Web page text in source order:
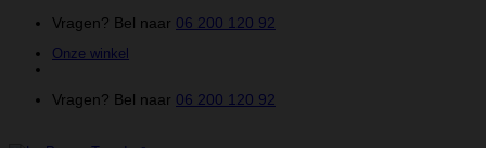
inhoud
Vragen? Bel naar 06 200 120 92
Onze winkel
Vragen? Bel naar 06 200 120 92